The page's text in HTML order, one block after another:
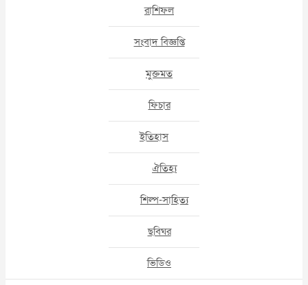
রাশিফল
সংবাদ বিজ্ঞপ্তি
মুক্তমত
ফিচার
ইতিহাস
ঐতিহ্য
শিল্প-সাহিত্য
ছবিঘর
ভিডিও